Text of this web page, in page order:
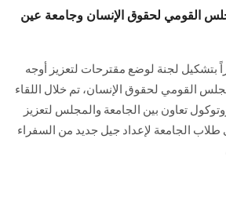
الزائـرون
سجل الان
القومي لحقوق الإنسان وجامعة عين
بتشكيل لجنة لوضع مقترحات لتعزيز أوجه
القومي لحقوق الإنسان، تم خلال اللقاء
تعاون بين الجامعة والمجلس لتعزيز
الجامعة لإعداد جيل جديد من السفراء